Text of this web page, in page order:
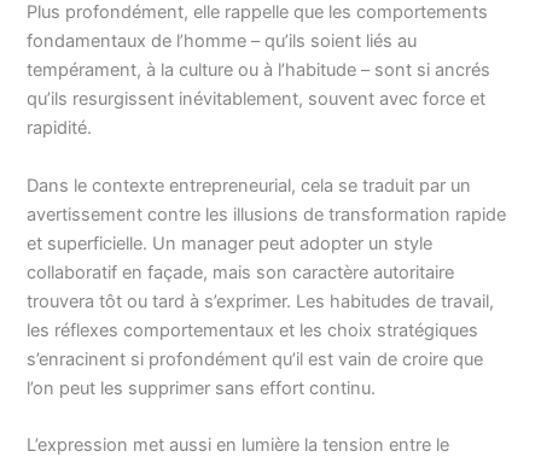
Plus profondément, elle rappelle que les comportements
fondamentaux de l’homme – qu’ils soient liés au
tempérament, à la culture ou à l’habitude – sont si ancrés
qu’ils resurgissent inévitablement, souvent avec force et
rapidité.
Dans le contexte entrepreneurial, cela se traduit par un
avertissement contre les illusions de transformation rapide
et superficielle. Un manager peut adopter un style
collaboratif en façade, mais son caractère autoritaire
trouvera tôt ou tard à s’exprimer. Les habitudes de travail,
les réflexes comportementaux et les choix stratégiques
s’enracinent si profondément qu’il est vain de croire que
l’on peut les supprimer sans effort continu.
L’expression met aussi en lumière la tension entre le